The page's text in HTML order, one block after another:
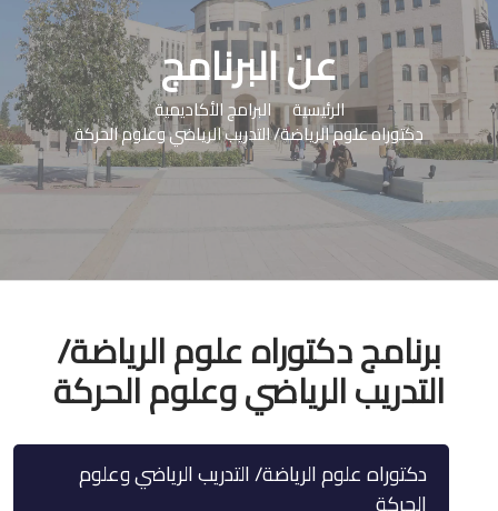
عن البرنامج
الرئيسية البرامج الأكاديمية
دكتوراه علوم الرياضة/ التدريب الرياضي وعلوم الحركة
برنامج دكتوراه علوم الرياضة/
التدريب الرياضي وعلوم الحركة
دكتوراه علوم الرياضة/ التدريب الرياضي وعلوم
الحركة